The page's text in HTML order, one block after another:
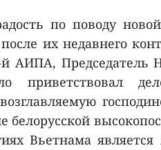
по поводу
их недавнего
АИПА, Председатель
приветствовал
белорусской
Вьетнама